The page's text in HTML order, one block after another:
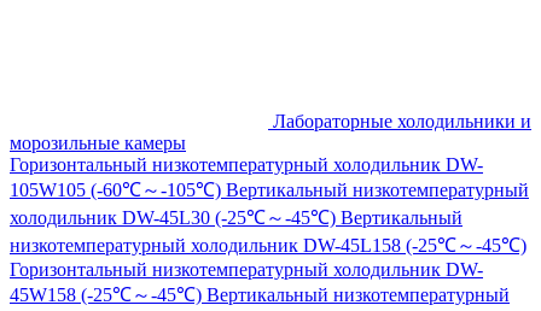
Лабораторные холодильники и
морозильные камеры
Горизонтальный низкотемпературный холодильник DW-
105W105 (-60℃～-105℃) Вертикальный низкотемпературный
холодильник DW-45L30 (-25℃～-45℃) Вертикальный
низкотемпературный холодильник DW-45L158 (-25℃～-45℃)
Горизонтальный низкотемпературный холодильник DW-
45W158 (-25℃～-45℃) Вертикальный низкотемпературный